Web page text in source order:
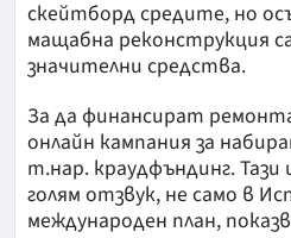
скейтборд средите, но
мащабна реконструкция
значителни средства.
За да финансират
онлайн кампания за
т.нар. краудфъндинг.
голям отзвук, не само в
международен план,